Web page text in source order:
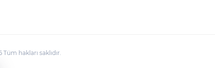
hakları saklıdır.